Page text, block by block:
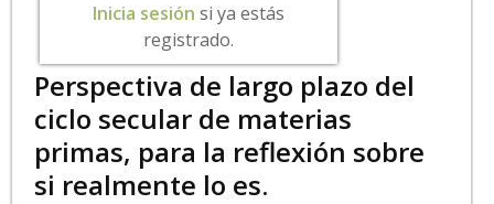
Inicia sesión si ya estás
registrado.
Perspectiva de largo plazo del
ciclo secular de materias
primas, para la reflexión sobre
si realmente lo es.